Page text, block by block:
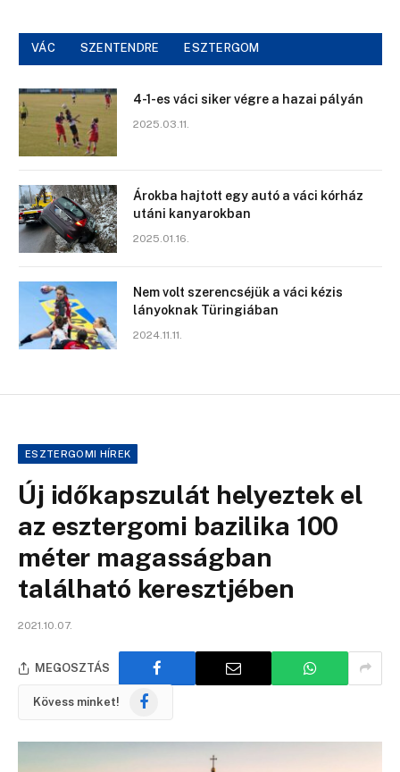
VÁC SZENTENDRE ESZTERGOM
4-1-es váci siker végre a hazai pályán
2025.03.11.
Árokba hajtott egy autó a váci kórház
utáni kanyarokban
2025.01.16.
Nem volt szerencséjük a váci kézis
lányoknak Türingiában
2024.11.11.
ESZTERGOMI HÍREK
Új időkapszulát helyeztek el
az esztergomi bazilika 100
méter magasságban
található keresztjében
2021.10.07.
MEGOSZTÁS
Kövess minket! Facebook